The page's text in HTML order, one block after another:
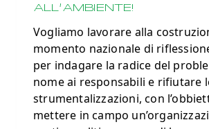
ALL’AMBIENTE!
Vogliamo lavorare alla
momento nazionale di
per indagare la radice del
nome ai responsabili e rifiutare
strumentalizzazioni, con
mettere in campo